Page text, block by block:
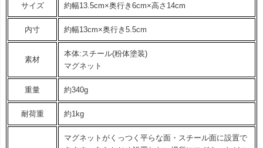
サイズ 約幅13.5cm×奥行き6cm×高さ14cm
内寸 約幅13cm×奥行き5.5cm
素材
本体:スチール(粉体塗装)
マグネット
重量 約340g
耐荷重 約1kg
マグネットがくっつく平らな面・スチール面に設置で